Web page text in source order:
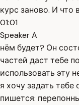
курс заново. И что
01:01
Speaker A
нём будет? Он
частей даст тебе
использовать эту
я хочу задать
пишется: